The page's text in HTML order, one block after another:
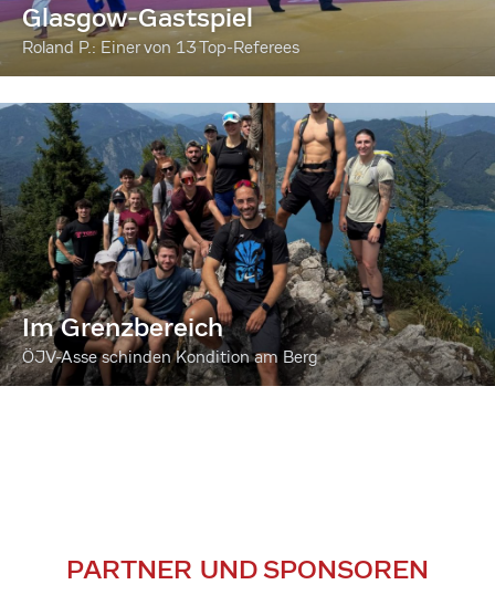
Glasgow-Gastspiel
Roland P.: Einer von 13 Top-Referees
Im Grenzbereich
ÖJV-Asse schinden Kondition am Berg
PARTNER UND SPONSOREN